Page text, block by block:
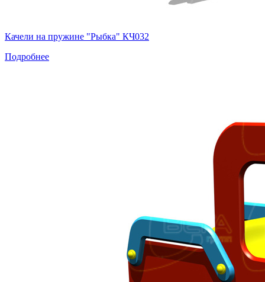
Качели на пружине "Рыбка" КЧ032
Подробнее